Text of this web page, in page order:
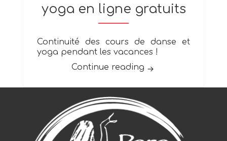
yoga en ligne gratuits
Continuité des cours de danse et
yoga pendant les vacances !
Continue reading « Vacances de